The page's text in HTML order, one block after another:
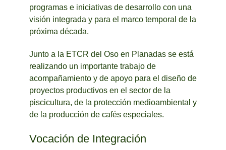
programas e iniciativas de desarrollo con una
visión integrada y para el marco temporal de la
próxima década.
Junto a la ETCR del Oso en Planadas se está
realizando un importante trabajo de
acompañamiento y de apoyo para el diseño de
proyectos productivos en el sector de la
piscicultura, de la protección medioambiental y
de la producción de cafés especiales.
Vocación de Integración